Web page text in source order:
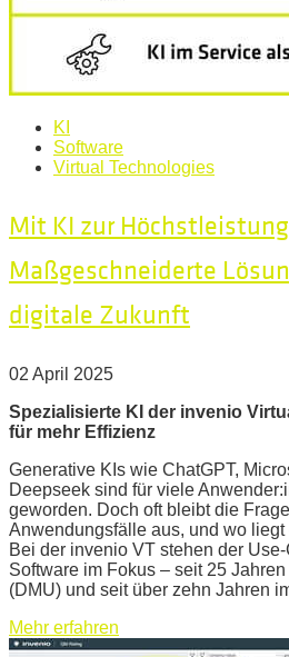
KI
Software
Virtual Technologies
Mit KI zur
Maßgeschneiderte
digitale Zukunft
02 April 2025
Spezialisierte KI der invenio
für mehr Effizienz
Generative KIs wie ChatGPT,
Deepseek sind für viele
geworden. Doch oft bleibt die
Anwendungsfälle aus, und wo
Bei der invenio VT stehen der
Software im Fokus – seit 25
(DMU) und seit über zehn Jahren
Mehr erfahren